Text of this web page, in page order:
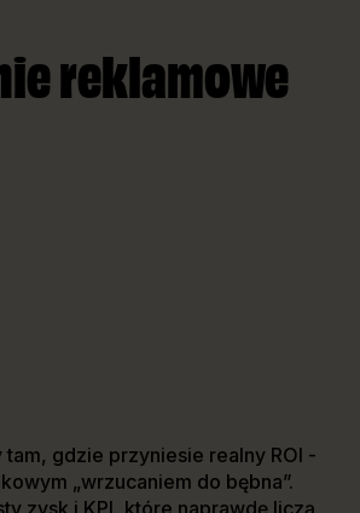
reklamowe
gdzie przyniesie realny ROI -
„wrzucaniem do bębna”.
zysk i KPI, które naprawdę liczą